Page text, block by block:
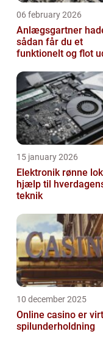
06 february 2026
Anlægsgartner
sådan får du et
funktionelt og flot
15 january 2026
Elektronik rønne lokal
hjælp til
teknik
10 december 2025
Online casino er
spilunderholdning